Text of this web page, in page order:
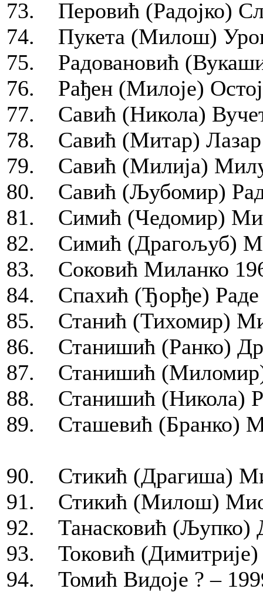
73. Перовић (Радојко)
74. Пукета (Милош)
75. Радовановић
76. Рађен (Милоје)
77. Савић (Никола)
78. Савић (Митар) Лазар
79. Савић (Милија)
80. Савић (Љубомир)
81. Симић (Чедомир)
82. Симић (Драгољуб)
83. Соковић Миланко
84. Спахић (Ђорђе) Раде
85. Станић (Тихомир)
86. Станишић (Ранко)
87. Станишић (Миломир)
88. Станишић (Никола)
89. Сташевић (Бранко)
90. Стикић (Драгиша)
91. Стикић (Милош)
92. Танасковић (Љупко)
93. Токовић (Димитрије)
94. Томић Видоје ? –